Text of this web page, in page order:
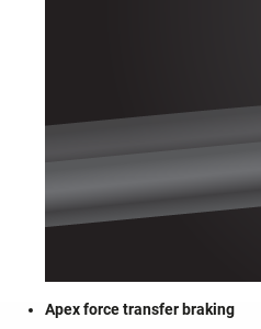
Apex force transfer braking